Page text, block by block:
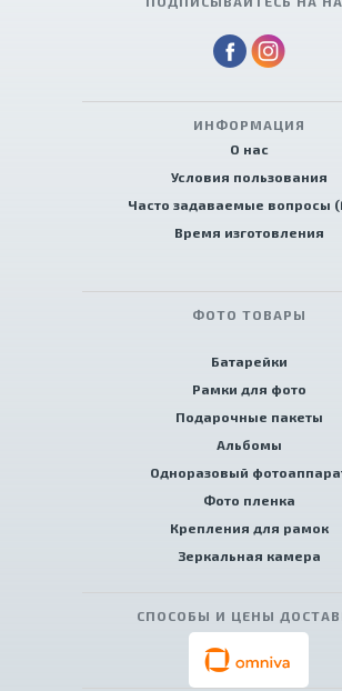
ИНФОРМАЦИЯ
О нас
Условия пользования
Часто задаваемые вопросы
Время изготовления
ФОТО ТОВАРЫ
Батарейки
Рамки для фото
Подарочные пакеты
Альбомы
Одноразовый
Фото пленка
Крепления для рамок
Зеркальная камера
СПОСОБЫ И ЦЕНЫ